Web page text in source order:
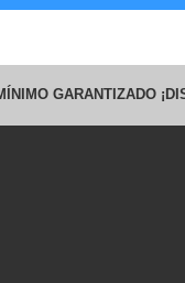
GARANTIZADO